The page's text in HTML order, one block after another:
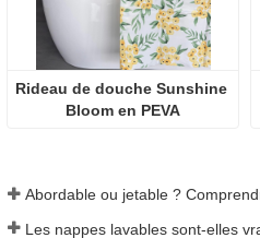
Rideau de douche Sunshine
Bloom en PEVA